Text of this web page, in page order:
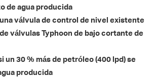
de agua producida
válvula de control de nivel existente
válvulas Typhoon de bajo cortante de
un 30 % más de petróleo (400 lpd) se
producida